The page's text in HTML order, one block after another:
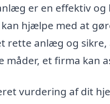
er en effektiv
hjælpe med at
rette anlæg og
et firma kan
vurdering af dit